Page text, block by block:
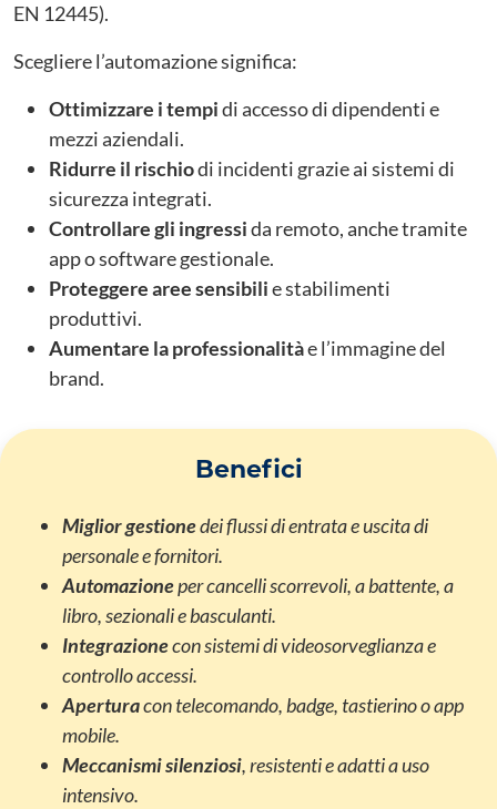
EN 12445).
Scegliere l’automazione significa:
Ottimizzare i tempidi accesso di dipendenti e
mezzi aziendali.
Ridurre il rischiodi incidenti grazie ai sistemi di
sicurezza integrati.
Controllare gli ingressida remoto, anche tramite
app o software gestionale.
Proteggere aree sensibilie stabilimenti
produttivi.
Aumentare la professionalitàe l’immagine del
brand.
Benefici
Miglior gestionedei flussi di entrata e uscita di
personale e fornitori.
Automazioneper cancelli scorrevoli, a battente, a
libro, sezionali e basculanti.
Integrazionecon sistemi di videosorveglianza e
controllo accessi.
Aperturacon telecomando, badge, tastierino o app
mobile.
Meccanismi silenziosi, resistenti e adatti a uso
intensivo.